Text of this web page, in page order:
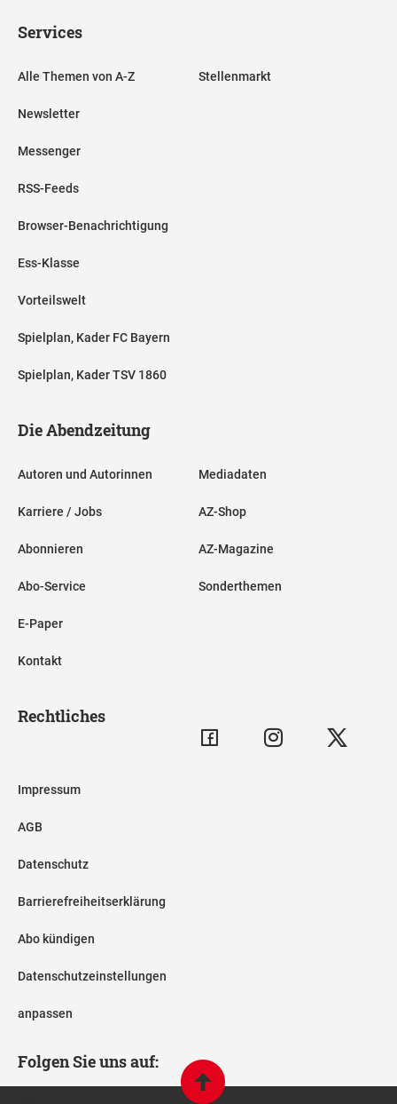
Services
Alle Themen von A-Z
Newsletter
Messenger
RSS-Feeds
Browser-Benachrichtigung
Ess-Klasse
Vorteilswelt
Spielplan, Kader FC Bayern
Spielplan, Kader TSV 1860
Stellenmarkt
Die Abendzeitung
Autoren und Autorinnen
Karriere / Jobs
Abonnieren
Abo-Service
E-Paper
Kontakt
Mediadaten
AZ-Shop
AZ-Magazine
Sonderthemen
Rechtliches
Impressum
AGB
Datenschutz
Barrierefreiheitserklärung
Abo kündigen
Datenschutzeinstellungen
anpassen
Folgen Sie uns auf: